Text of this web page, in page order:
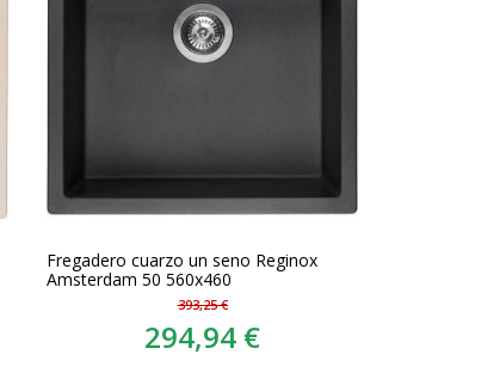
Fregadero cuarzo un seno Reginox
Amsterdam 50 560x460
393,25 €
294,94 €